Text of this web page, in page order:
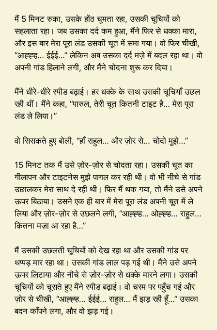
मैं 5 मिनट रुका, उसके होंठ चूमता रहा, उसकी चूचियों को
सहलाता रहा। जब उसका दर्द कम हुआ, मैंने फिर से धक्का मारा,
और इस बार मेरा पूरा लंड उसकी चूत में समा गया। वो फिर चीखी,
“आह्ह्ह… ईईई…” लेकिन अब उसका दर्द मज़े में बदल रहा था। वो
अपनी गांड हिलाने लगी, और मैंने चोदना शुरू कर दिया।
मैंने धीरे-धीरे स्पीड बढ़ाई। हर धक्के के साथ उसकी चूचियाँ उछल
रही थीं। मैंने कहा, “पारुल, तेरी चूत कितनी टाइट है… मेरा पूरा
लंड ले लिया।”
वो सिसकते हुए बोली, “हाँ राहुल… और ज़ोर से… चोदो मुझे…”
15 मिनट तक मैं उसे ज़ोर-ज़ोर से चोदता रहा। उसकी चूत का
गीलापन और टाइटनेस मुझे पागल कर रही थी। वो भी नीचे से गांड
उछालकर मेरा साथ दे रही थी। फिर मैं थक गया, तो मैंने उसे अपने
ऊपर बिठाया। उसने एक ही बार में मेरा पूरा लंड अपनी चूत में ले
लिया और ज़ोर-ज़ोर से उछलने लगी, “आह्ह्ह… ओह्ह्ह… राहुल…
कितना मज़ा आ रहा है…”
मैं उसकी उछलती चूचियों को देख रहा था और उसकी गांड पर
थप्पड़ मार रहा था। उसकी गांड लाल पड़ गई थी। मैंने उसे अपने
ऊपर लिटाया और नीचे से ज़ोर-ज़ोर से धक्के मारने लगा। उसकी
चूचियों को चूसते हुए मैंने स्पीड बढ़ाई। वो चरम पर पहुँच गई और
ज़ोर से चीखी, “आह्ह्ह… ईईई… राहुल… मैं झड़ रही हूँ…” उसका
बदन काँपने लगा, और वो झड़ गई।